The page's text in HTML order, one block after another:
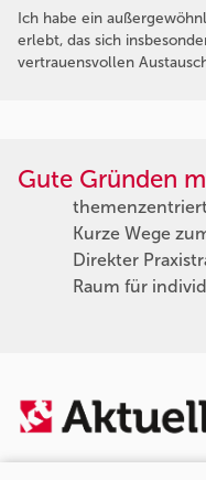
Ich habe ein
erlebt, das sich
vertrauensvollen
Gute Gründen
Kurze Wege
Direkter
Raum für